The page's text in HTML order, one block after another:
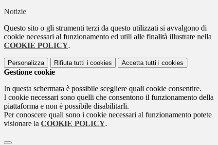
Notizie
Questo sito o gli strumenti terzi da questo utilizzati si avvalgono di
cookie necessari al funzionamento ed utili alle finalità illustrate nella
COOKIE POLICY.
Personalizza Rifiuta tutti i cookies Accetta tutti i cookies
Gestione cookie
In questa schermata è possibile scegliere quali cookie consentire.
I cookie necessari sono quelli che consentono il funzionamento della
piattaforma e non è possibile disabilitarli.
Per conoscere quali sono i cookie necessari al funzionamento potete
visionare la COOKIE POLICY.